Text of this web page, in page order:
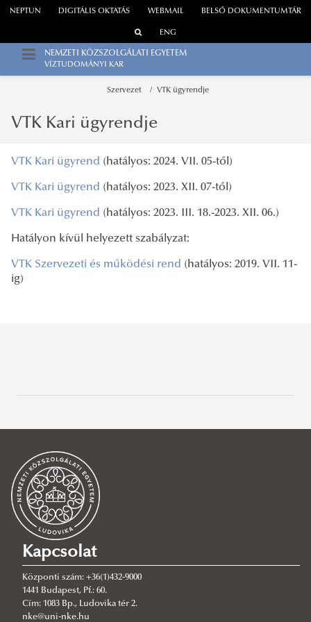
WEBMAIL
NEPTUN DIGITÁLIS OKTATÁS BELSŐ DOKUMENTUMTÁR
ENG
NEMZETI KÖZSZOLGÁLATI EGYETEM
VÍZTUDOMÁNYI KAR
Szervezet VTK ügyrendje
A Kar vezetése
Szervezet
Dékáni Hivatal
Oktatási szervezeti egységek
VTK ügyrendje
Könyvtár
A Kar története
ALUMNI
VTK Alumni
Kari Tanács
VTK Kari ügyrendje
VTK Kari ügyrend (hatályos: 2024. VII. 05-től)
VTK Kari ügyrend (hatályos: 2023. XII. 07-től)
VTK Kari ügyrend (hatályos: 2023. III. 18.-2023. XII. 06.)
Hatályon kívül helyezett szabályzat:
VTK Szervezeti és működési rend (hatályos: 2019. VII. 11-
ig)
Kapcsolat
Központi szám: +36(1)432-9000
1441 Budapest, Pf.: 60.
Cím: 1083 Bp., Ludovika tér 2.
nke@uni-nke.hu